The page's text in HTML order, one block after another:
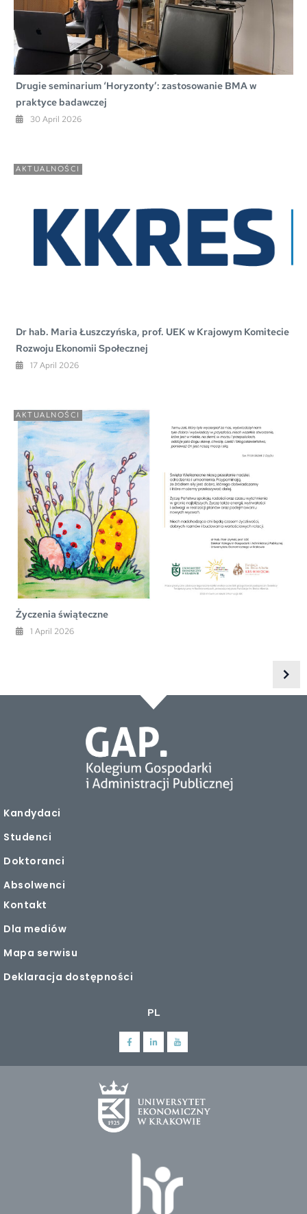
Drugie seminarium ‘Horyzonty’: zastosowanie BMA w
praktyce badawczej
30 April 2026
AKTUALNOŚCI
Dr hab. Maria Łuszczyńska, prof. UEK w Krajowym Komitecie
Rozwoju Ekonomii Społecznej
17 April 2026
AKTUALNOŚCI
Życzenia świąteczne
1 April 2026
Kandydaci
Studenci
Doktoranci
Absolwenci
Kontakt
Dla mediów
Mapa serwisu
Deklaracja dostępności
PL